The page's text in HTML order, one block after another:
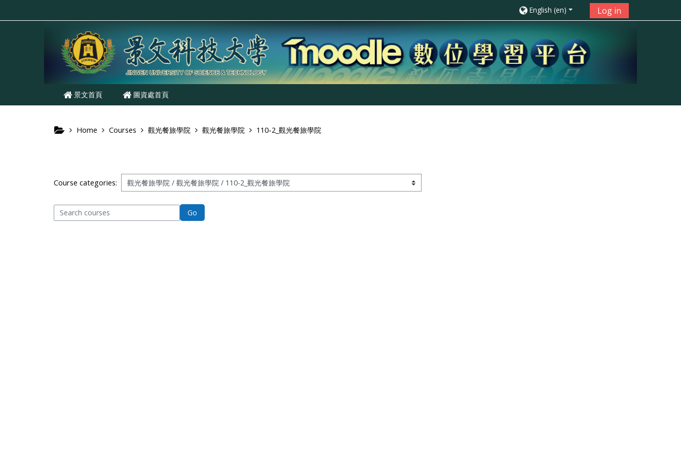
English ‎(en)‎ Log in
景文首頁 圖資處首頁
Home Courses 觀光餐旅學院 觀光餐旅學院 110-2_觀光餐旅學院
Course categories:
Search courses Go